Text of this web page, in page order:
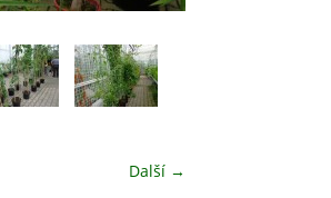
Další →